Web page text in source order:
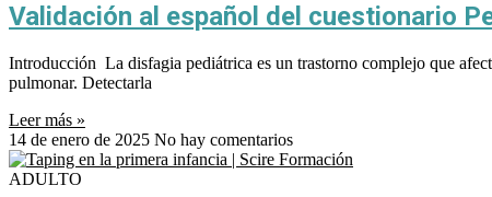
Validación al español del cuestionario
Introducción La disfagia pediátrica es un trastorno complejo que
pulmonar. Detectarla
Leer más »
14 de enero de 2025 No hay comentarios
ADULTO